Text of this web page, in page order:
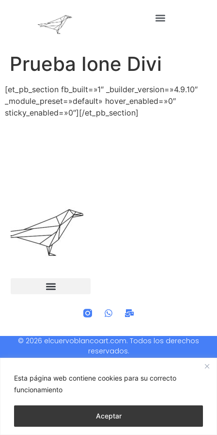
Esta página web contiene cookies para su correcto
funcionamiento
Aceptar
Prueba Ione Divi
[et_pb_section fb_built=»1″ _builder_version=»4.9.10″
_module_preset=»default» hover_enabled=»0″
sticky_enabled=»0″][/et_pb_section]
© 2026 elcuervoblancoart.com. Todos los derechos
reservados.